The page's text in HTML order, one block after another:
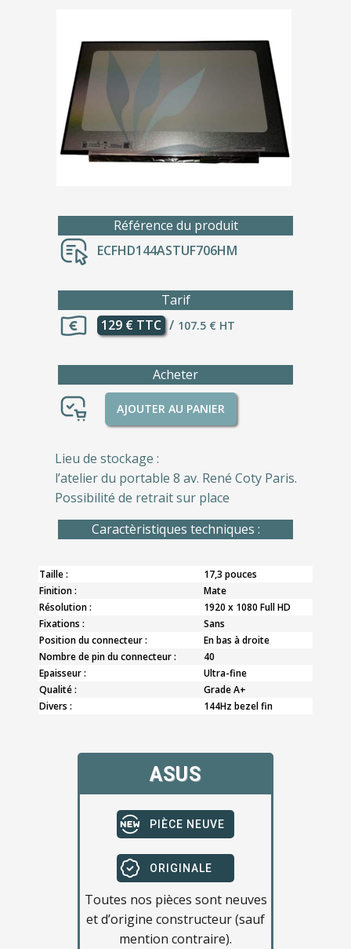
Référence du produit
ECFHD144ASTUF706HM
Tarif
129 € TTC / 107.5 € HT
Acheter
AJOUTER AU PANIER
Lieu de stockage :
l’atelier du portable 8 av. René Coty Paris.
Possibilité de retrait sur place
Caractèristiques techniques :
Taille :
17,3 pouces
Finition :
Mate
Résolution :
1920 x 1080 Full HD
Fixations :
Sans
Position du connecteur :
En bas à droite
Nombre de pin du connecteur :
40
Epaisseur :
Ultra-fine
Qualité :
Grade A+
Divers :
144Hz bezel fin
ASUS
PIÈCE NEUVE
ORIGINALE
Toutes nos pièces sont neuves
et d’origine constructeur (sauf
mention contraire).